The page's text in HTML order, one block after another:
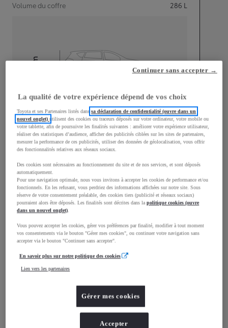
Volume du coffre
286 L
Longueur
3 940mm
mm
Largeur
1 745mm
Consommation mixte
Émissions CO2
La qualité de votre expérience dépend de vos choix
Toyota et ses Partenaires listés danssa déclaration de confidentialité (ouvre dans un
nouvel onglet)utilisent des cookies ou traceurs déposés sur votre ordinateur, votre mobile ou
votre tablette, afin de poursuivre les finalités suivantes : améliorer votre expérience utilisateur,
réaliser des statistiques d’audience, afficher des publicités ciblées sur les sites de partenaires,
mesurer la performance de ces publicités, utiliser des données de géolocalisation, vous offrir
des fonctionnalités relatives aux réseaux sociaux.
Des cookies sont nécessaires au fonctionnement du site et de nos services, et sont déposés
automatiquement.
Pour une navigation optimale, nous vous invitons à accepter les cookies de performance et/ou
fonctionnels. En les refusant, vous perdriez des informations affichées sur notre site. Sous
réserve de votre consentement préalable, des cookies tiers (publicité et réseaux sociaux)
pourraient alors être déposés. Les finalités sont décrites dans lapolitique cookies (ouvre
dans un nouvel onglet).
Vous pouvez accepter les cookies, gérer vos préférences par finalité, modifier à tout moment
vos consentements via le bouton "Gérer mes cookies", ou continuer votre navigation sans
accepter via le bouton "Continuer sans accepter".
En savoir plus sur notre politique des cookies
Lien vers les partenaires
Gérer mes cookies
Continuer sans accepter →
Accepter